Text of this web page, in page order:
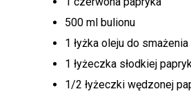
500 ml bulionu
1 łyżka oleju do smażenia
1 łyżeczka słodkiej
1/2 łyżeczki wędzonej